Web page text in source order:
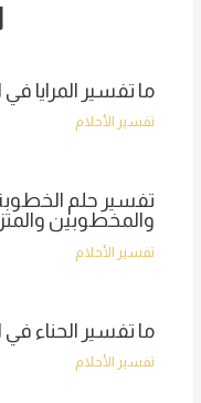
ما تفسير المرايا في
تفسير الأحلام
تفسير حلم الخطوبة
والمخطوبين
تفسير الأحلام
ما تفسير الحناء في
تفسير الأحلام